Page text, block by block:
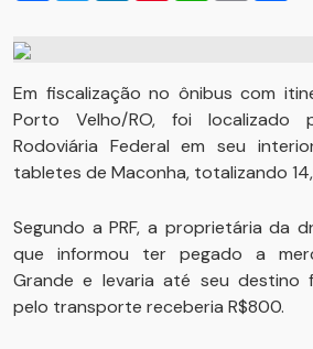
Em fiscalização no ônibus com
Porto Velho/RO, foi localizado
Rodoviária Federal em seu
tabletes de Maconha, totalizando
Segundo a PRF, a proprietária da
que informou ter pegado a
Grande e levaria até seu destino
pelo transporte receberia R$800.